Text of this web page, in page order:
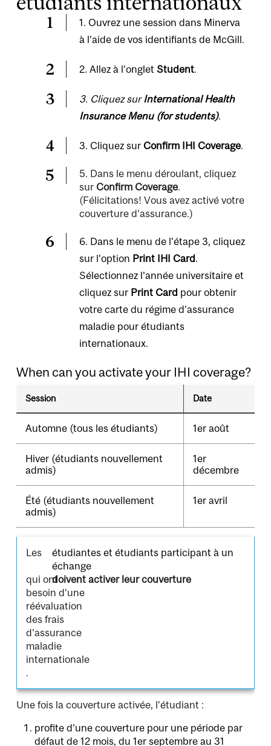
1. Ouvrez une session dans Minerva
à l’aide de vos identifiants de McGill.
2. Allez à l’onglet Student.
3. Cliquez surInternational Health
Insurance Menu (for students).
3. Cliquez sur Confirm IHI Coverage.
5. Dans le menu déroulant, cliquez
sur Confirm Coverage.
(Félicitations! Vous avez activé votre
couverture d’assurance.)
6. Dans le menu de l’étape 3, cliquez
sur l’option Print IHI Card.
Sélectionnez l’année universitaire et
cliquez sur Print Card pour obtenir
votre carte du régime d’assurance
maladie pour étudiants
internationaux.
When can you activate your IHI coverage?
Session Date
Automne (tous les étudiants) 1er août
Hiver (étudiants nouvellement
admis)
1er
décembre
Été (étudiants nouvellement
admis)
1er avril
Les
étudiantes et étudiants participant à un
échange
qui ont
besoin d’une
réévaluation
des frais
d’assurance
maladie
internationale
doivent activer leur couverture
.
Une fois la couverture activée, l’étudiant :
profite d’une couverture pour une période par
défaut de 12 mois, du 1er septembre au 31